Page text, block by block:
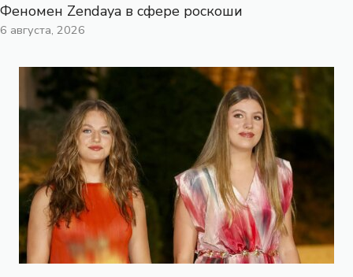
Феномен Zendaya в сфере роскоши
6 августа, 2026